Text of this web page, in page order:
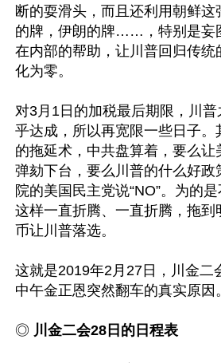
断的耍滑头，而且还利用朝鲜这
的牌，伊朗的牌……，特别是妄
在内部的帮助，让川普回归传统
化为零。
对3月1日的加税最后期限，川
乎达成，所以再宽限一些日子。
的拖延术，中共盘算着，要么让
弹劾下台，要么川普的什么好政
院的美国民主党说“NO”。为的
这样一直折腾、一直折腾，拖到
币让川普落选。
这就是2019年2月27日，川金二
中午金正恩突然翻车的真实原因。
◎ 川金二会28日的日程表